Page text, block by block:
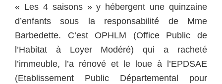
« Les 4 saisons » y hébergent une quinzaine
d’enfants sous la responsabilité de Mme
Barbedette. C’est OPHLM (Office Public de
l’Habitat à Loyer Modéré) qui a racheté
l’immeuble, l’a rénové et le loue à l’EPDSAE
(Etablissement Public Départemental pour